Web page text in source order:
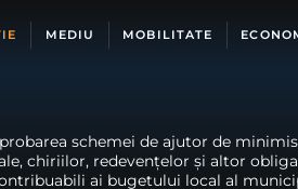
MEDIU MOBILITATE
schemei de ajutor de
chiriilor, redevenţelor şi altor
ai bugetului local al